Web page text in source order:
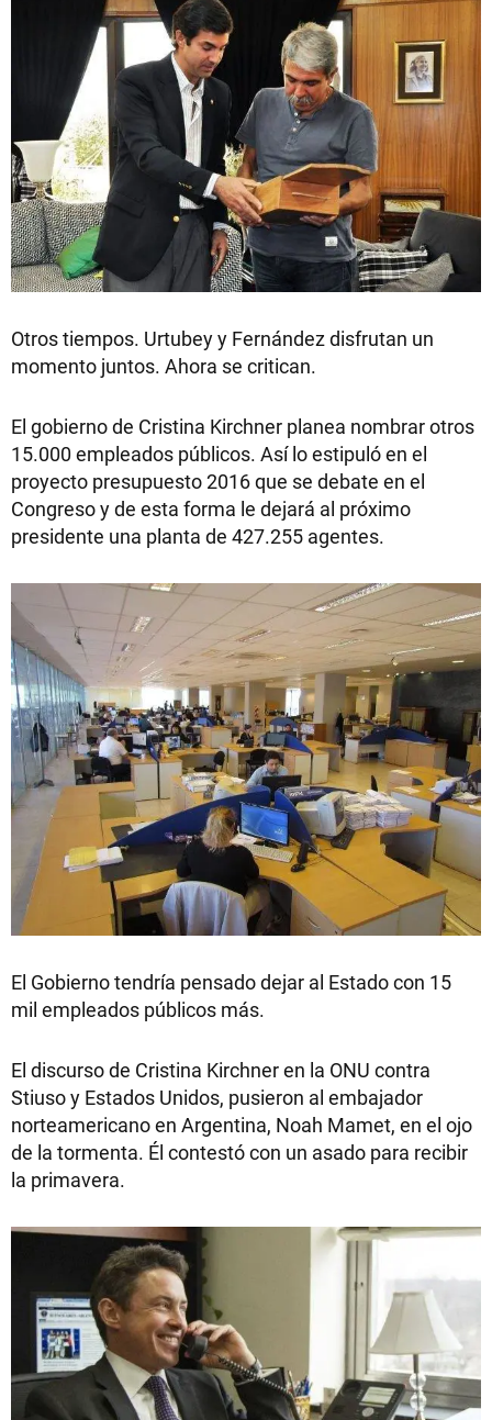
Otros tiempos. Urtubey y Fernández disfrutan un
momento juntos. Ahora se critican.
El gobierno de Cristina Kirchner planea nombrar otros
15.000 empleados públicos. Así lo estipuló en el
proyecto presupuesto 2016 que se debate en el
Congreso y de esta forma le dejará al próximo
presidente una planta de 427.255 agentes.
El Gobierno tendría pensado dejar al Estado con 15
mil empleados públicos más.
El discurso de Cristina Kirchner en la ONU contra
Stiuso y Estados Unidos, pusieron al embajador
norteamericano en Argentina, Noah Mamet, en el ojo
de la tormenta. Él contestó con un asado para recibir
la primavera.